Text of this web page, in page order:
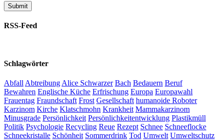
RSS-Feed
Schlagwörter
Abfall Abtreibung Alice Schwarzer Bach Bedauern Beruf
Bewahren Englische Küche Erfrischung Europa Europawahl
Frauentag Fraundschaft Frost Gesellschaft humanoide Roboter
Karzinom Kirche Klatschmohn Krankheit Mammakarzinom
Minusgrade Persönlichkeit Persönlichkeitentwicklung Plastikmüll
Politik Psychologie Recycling Reue Rezept Schnee Schneeflocke
Schneekristalle Schönheit Sommerdrink Tod Umwelt Umweltschutz